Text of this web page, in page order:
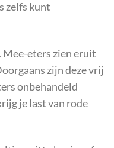
zelfs kunt
Mee-eters zien eruit
zijn deze vrij
onbehandeld
je last van rode